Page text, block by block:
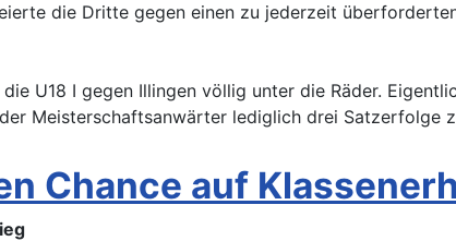
die Dritte gegen einen zu jederzeit
U18 I gegen Illingen völlig unter die Räder.
Meisterschaftsanwärter lediglich drei Satzerfolge
Chance auf